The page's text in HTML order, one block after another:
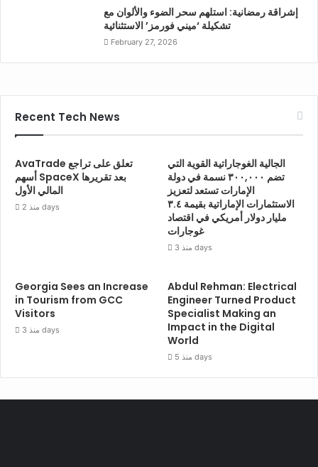
إشراقة رمضانية: استلهم سحر الضوء والألوان مع
تشكيلة ‘ميني فورمز’ الاستثنائية
February 27, 2026
Recent Tech News
AvaTrade تعلق على تراجع
أسهم SpaceX بعد تقريرها
المالي الأول
منذ 2 days
الجالية الغوجاراتية القوية التي
تضم ٣٠٠,٠٠٠ نسمة في دولة
الإمارات تستعد لتعزيز
الاستثمارات الإماراتية بقيمة ٣.٤
مليار دولار أمريكي في اقتصاد
غوجارات
منذ 3 days
Georgia Sees an Increase
in Tourism from GCC
Visitors
منذ 3 days
Abdul Rehman: Electrical
Engineer Turned Product
Specialist Making an
Impact in the Digital
World
منذ 5 days